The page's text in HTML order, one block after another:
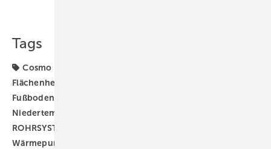
Tags
Cosmo
Flächenheizung
Fußbodenheizung
Niedertemperatur-Heizkörper
ROHRSYSTEM
Wärmepumpen-Heizkörper